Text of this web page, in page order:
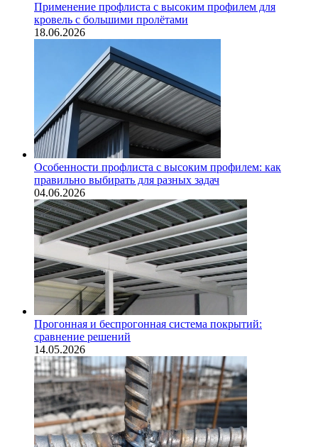
Применение профлиста с высоким профилем для
кровель с большими пролётами
18.06.2026
Особенности профлиста с высоким профилем: как
правильно выбирать для разных задач
04.06.2026
Прогонная и беспрогонная система покрытий:
сравнение решений
14.05.2026